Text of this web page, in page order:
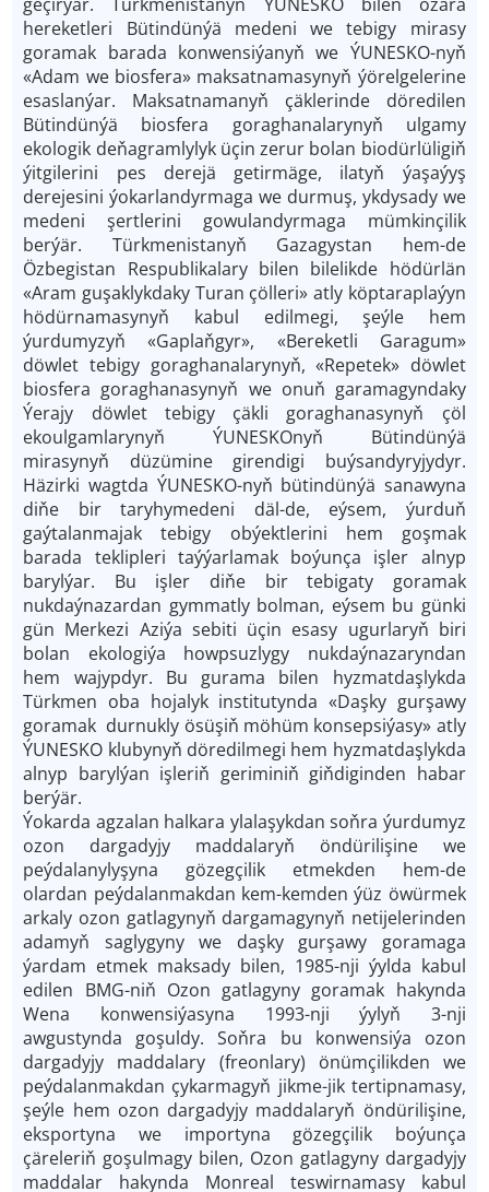
hereketleri Bütindünýä medeni we tebigy mirasy
goramak barada konwensiýanyň we ÝUNESKO-­nyň
«Adam we biosfera» maksatnamasynyň ýörelgelerine
esaslanýar. Maksatnamanyň çäklerinde döredilen
Bütindünýä biosfera goraghanalarynyň ulgamy
ekologik deňagramlylyk üçin zerur bolan biodürlüligiň
ýitgilerini pes derejä getirmäge, ilatyň ýaşaýyş
derejesini ýokarlandyrmaga we durmuş, ykdysady we
medeni şertlerini gowulandyrmaga mümkinçilik
berýär. Türkmenistanyň Gazagystan hem­-de
Özbegistan Respublikalary bilen bilelikde hödürlän
«Aram guşaklykdaky Turan çölleri» atly köptaraplaýyn
hödürnamasynyň kabul edilmegi, şeýle hem
ýurdumyzyň «Gaplaňgyr», «Bereketli Garagum»
döwlet tebigy goraghanalarynyň, «Repetek» döwlet
biosfera goraghanasynyň we onuň garamagyndaky
Ýerajy döwlet tebigy çäkli goraghanasynyň çöl
ekoulgamlarynyň ÝUNESKO­nyň Bütindünýä
mirasynyň düzümine girendigi buýsandyryjydyr.
Häzirki wagtda ÝUNESKO­-nyň bütindünýä sanawyna
diňe bir taryhy­medeni däl­-de, eýsem, ýurduň
gaýtalanmajak tebigy obýektlerini hem goşmak
barada teklipleri taýýarlamak boýunça işler alnyp
barylýar. Bu işler diňe bir tebigaty goramak
nukdaýnazardan gymmatly bolman, eýsem bu günki
gün Merkezi Aziýa sebiti üçin esasy ugurlaryň biri
bolan ekologiýa howpsuzlygy nukdaýnazaryndan
hem wajypdyr. Bu gurama bilen hyzmatdaşlykda
Türkmen oba hojalyk institutynda «Daşky gurşawy
goramak ­ durnukly ösüşiň möhüm konsepsiýasy» atly
ÝUNESKO klubynyň döredilmegi hem hyzmatdaşlykda
alnyp barylýan işleriň geriminiň giňdiginden habar
berýär.
Ýokarda agzalan halkara ylalaşykdan soňra ýurdumyz
ozon dargadyjy maddalaryň öndürilişine we
peýdalanylyşyna gözegçilik etmekden hem-­de
olardan peýdalanmakdan kem­-kemden ýüz öwürmek
arkaly ozon gatlagynyň dargamagynyň netijelerinden
adamyň saglygyny we daşky gurşawy goramaga
ýardam etmek maksady bilen, 1985-­nji ýylda kabul
edilen BMG-­niň Ozon gatlagyny goramak hakynda
Wena konwensiýasyna 1993-­nji ýylyň 3-­nji
awgustynda goşuldy. Soňra bu konwensiýa ozon
dargadyjy maddalary (freonlary) önümçilikden we
peýdalanmakdan çykarmagyň jikme­-jik tertipnamasy,
şeýle hem ozon dargadyjy maddalaryň öndürilişine,
eksportyna we importyna gözegçilik boýunça
çäreleriň goşulmagy bilen, Ozon gatlagyny dargadyjy
maddalar hakynda Monreal teswirnamasy kabul